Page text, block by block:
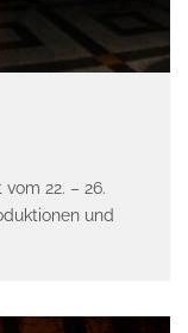
22. – 26.
und